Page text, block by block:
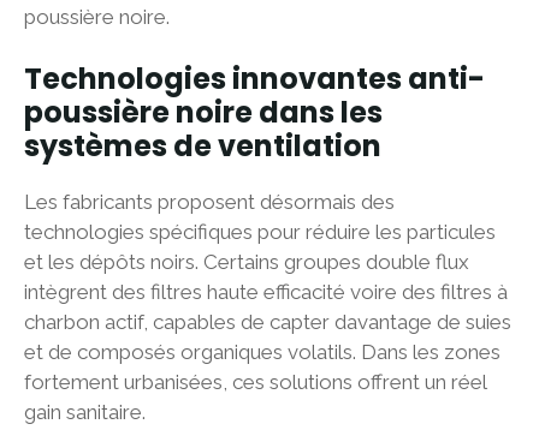
poussière noire.
Technologies innovantes anti-
poussière noire dans les
systèmes de ventilation
Les fabricants proposent désormais des
technologies spécifiques pour réduire les particules
et les dépôts noirs. Certains groupes double flux
intègrent des filtres haute efficacité voire des filtres à
charbon actif, capables de capter davantage de suies
et de composés organiques volatils. Dans les zones
fortement urbanisées, ces solutions offrent un réel
gain sanitaire.